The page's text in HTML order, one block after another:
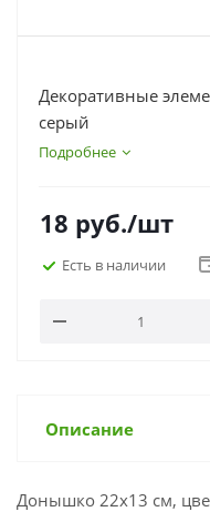
Декоративные
серый
Подробнее
18 руб./шт
Есть в наличии
Описание
Донышко 22х13 см,